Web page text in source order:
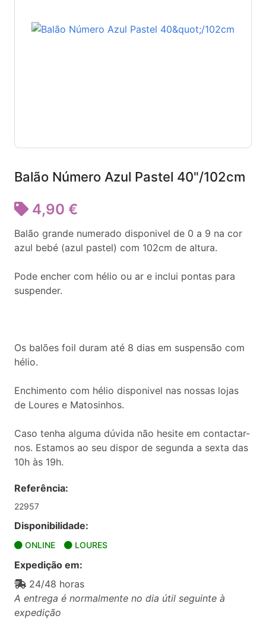
Balão Número Azul Pastel 40"/102cm
4,90 €
Balão grande numerado disponivel de 0 a 9 na cor
azul bebé (azul pastel) com 102cm de altura.
Pode encher com hélio ou ar e inclui pontas para
suspender.
Os balões foil duram até 8 dias em suspensão com
hélio.
Enchimento com hélio disponivel nas nossas lojas
de Loures e Matosinhos.
Caso tenha alguma dúvida não hesite em contactar-
nos. Estamos ao seu dispor de segunda a sexta das
10h às 19h.
Referência:
22957
Disponibilidade:
ONLINE LOURES
Expedição em:
24/48 horas
A entrega é normalmente no dia útil seguinte à
expedição